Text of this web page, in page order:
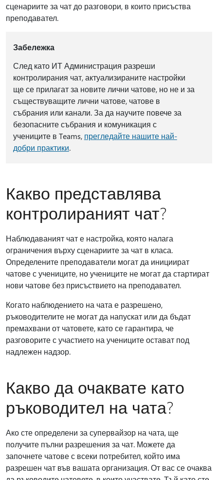
сценариите за чат до разговори, в които присъства
преподавател.
Забележка
След като ИТ Администрация разреши
контролирания чат, актуализираните настройки
ще се прилагат за новите лични чатове, но не и за
съществуващите лични чатове, чатове в
събрания или канали. За да научите повече за
безопасните събрания и комуникация с
учениците в Teams, прегледайте нашите най-
добри практики.
Какво представлява
контролираният чат?
Наблюдаваният чат е настройка, която налага
ограничения върху сценариите за чат в класа.
Определените преподаватели могат да инициират
чатове с учениците, но учениците не могат да стартират
нови чатове без присъствието на преподавател.
Когато наблюдението на чата е разрешено,
ръководителите не могат да напускат или да бъдат
премахвани от чатовете, като се гарантира, че
разговорите с участието на учениците остават под
надлежен надзор.
Какво да очаквате като
ръководител на чата?
Ако сте определени за супервайзор на чата, ще
получите пълни разрешения за чат. Можете да
започнете чатове с всеки потребител, който има
разрешен чат във вашата организация. От вас се очаква